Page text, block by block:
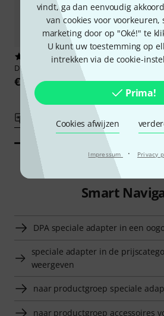
vindt, ga dan eenvoudig
van cookies voor
marketing door op "Oké!" te
U kunt uw toestemming op
intrekken via de cookie-
Prima!
Cookies afwijzen
Impressum · Privacy
4
DPA
€ 85
Vergelijken
€ 85
Smart
DPA speciale adapter in een
speciale adapter in de
weergeven
naar productgroep speciale
naar productgroep accessoires